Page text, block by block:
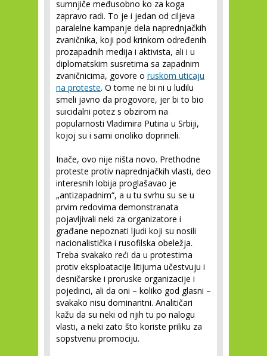
sumnjiče međusobno ko za koga
zapravo radi. To je i jedan od ciljeva
paralelne kampanje dela naprednjačkih
zvaničnika, koji pod krinkom određenih
prozapadnih medija i aktivista, ali i u
diplomatskim susretima sa zapadnim
zvaničnicima, govore o ruskom uticaju
na proteste. O tome ne bi ni u ludilu
smeli javno da progovore, jer bi to bio
suicidalni potez s obzirom na
popularnosti Vladimira Putina u Srbiji,
kojoj su i sami onoliko doprineli.
Inače, ovo nije ništa novo. Prethodne
proteste protiv naprednjačkih vlasti, deo
interesnih lobija proglašavao je
„antizapadnim“, a u tu svrhu su se u
prvim redovima demonstranata
pojavljivali neki za organizatore i
građane nepoznati ljudi koji su nosili
nacionalistička i rusofilska obeležja.
Treba svakako reći da u protestima
protiv eksploatacije litijuma učestvuju i
desničarske i proruske organizacije i
pojedinci, ali da oni – koliko god glasni –
svakako nisu dominantni. Analitičari
kažu da su neki od njih tu po nalogu
vlasti, a neki zato što koriste priliku za
sopstvenu promociju.